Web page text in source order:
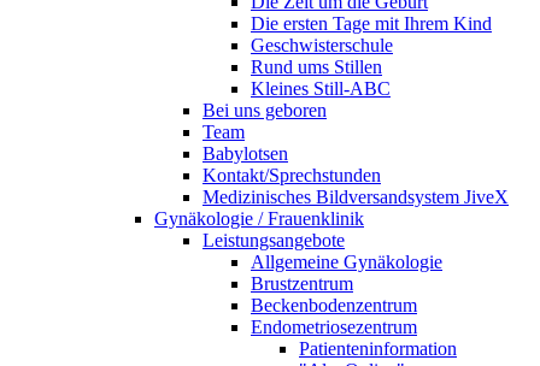
Die ersten Tage mit Ihrem Kind
Geschwisterschule
Rund ums Stillen
Kleines Still-ABC
Bei uns geboren
Team
Babylotsen
Kontakt/Sprechstunden
Medizinisches Bildversandsystem JiveX
Gynäkologie / Frauenklinik
Leistungsangebote
Allgemeine Gynäkologie
Brustzentrum
Beckenbodenzentrum
Endometriosezentrum
Patienteninformation